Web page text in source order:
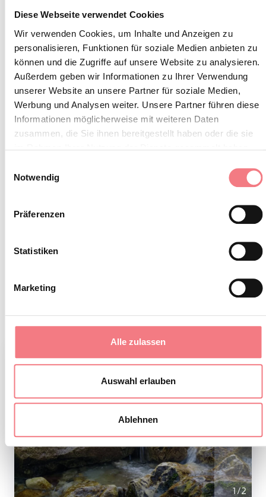
Diese Webseite verwendet Cookies
Wir verwenden Cookies, um Inhalte und Anzeigen zu
personalisieren, Funktionen für soziale Medien anbieten zu
können und die Zugriffe auf unsere Website zu analysieren.
Außerdem geben wir Informationen zu Ihrer Verwendung
unserer Website an unsere Partner für soziale Medien,
Werbung und Analysen weiter. Unsere Partner führen diese
Informationen möglicherweise mit weiteren Daten
zusammen, die Sie ihnen bereitgestellt haben oder die sie
Notwendig
Präferenzen
Statistiken
Marketing
Alle zulassen
Auswahl erlauben
Ablehnen
sondern in den dafür vorgesehenen
Behältern entsorgen (auch
Zigarettenstummel, Taschentücher,
Masken und biogefährlichen Abfall)
Personen unter 18 Jahren müssen in
Begleitung sein
Hunde müssen an der Leine
gehalten und ihre Exkremente
Störungen vor Beginn der Wanderung
1/2